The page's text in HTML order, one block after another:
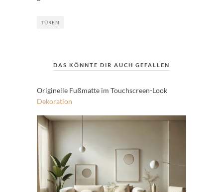
TÜREN
DAS KÖNNTE DIR AUCH GEFALLEN
Originelle Fußmatte im Touchscreen-Look
Dekoration